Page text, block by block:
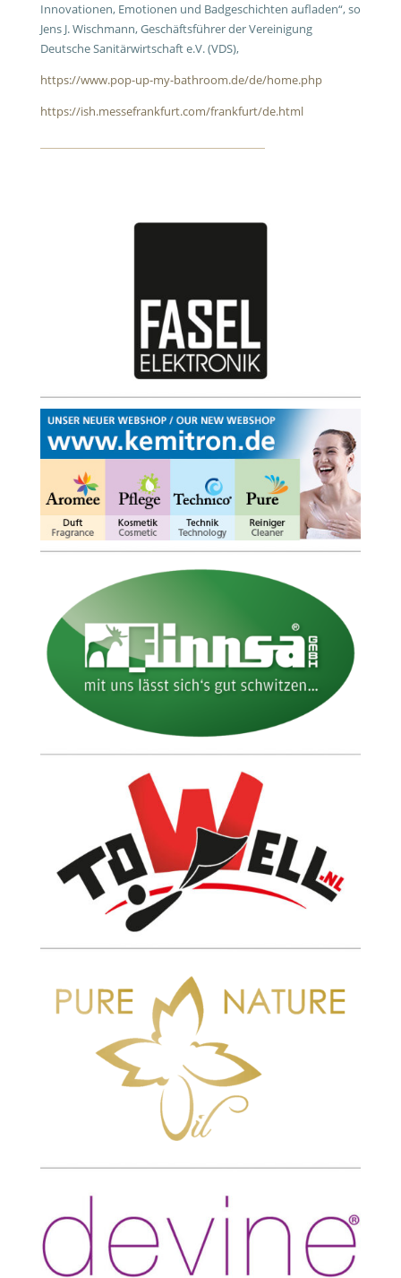
Innovationen, Emotionen und Badgeschichten aufladen“, so
Jens J. Wischmann, Geschäftsführer der Vereinigung
Deutsche Sanitärwirtschaft e.V. (VDS),
https://www.pop-up-my-bathroom.de/de/home.php
https://ish.messefrankfurt.com/frankfurt/de.html